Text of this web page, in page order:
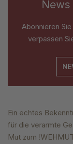
Abonnieren
verpassen
Ein echtes
für die verarmte
Mut zum